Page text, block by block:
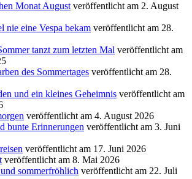
Monat August veröffentlicht am 2. August
nie eine Vespa bekam veröffentlicht am 28.
tanzt zum letzten Mal veröffentlicht am
des Sommertages veröffentlicht am 28.
und ein kleines Geheimnis veröffentlicht am
veröffentlicht am 4. August 2026
bunte Erinnerungen veröffentlicht am 3. Juni
veröffentlicht am 17. Juni 2026
veröffentlicht am 8. Mai 2026
sommerfröhlich veröffentlicht am 22. Juli